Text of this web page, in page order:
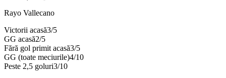
Rayo Vallecano
Victorii acasă3/5
GG acasă2/5
Fără gol primit acasă3/5
GG (toate meciurile)4/10
Peste 2,5 goluri3/10